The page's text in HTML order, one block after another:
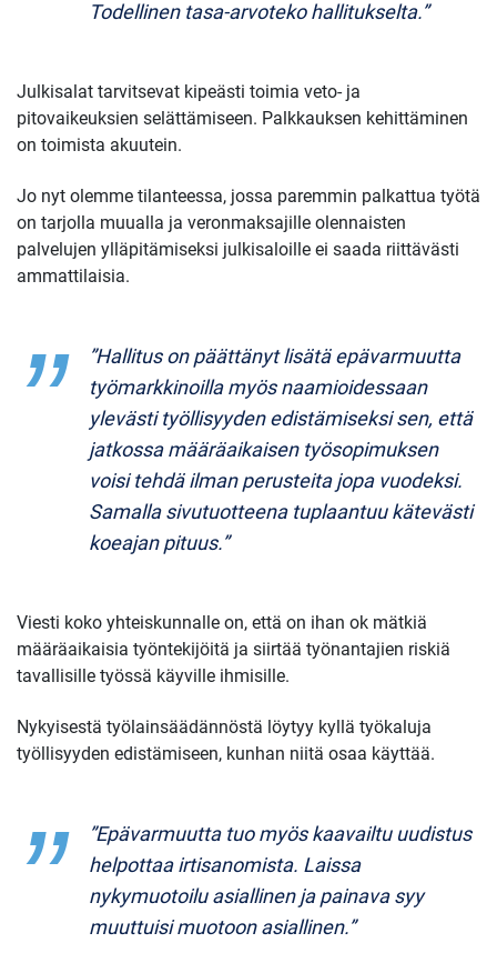
Todellinen tasa-arvoteko hallitukselta.”
Julkisalat tarvitsevat kipeästi toimia veto- ja
pitovaikeuksien selättämiseen. Palkkauksen kehittäminen
on toimista akuutein.
Jo nyt olemme tilanteessa, jossa paremmin palkattua työtä
on tarjolla muualla ja veronmaksajille olennaisten
palvelujen ylläpitämiseksi julkisaloille ei saada riittävästi
ammattilaisia.
”Hallitus on päättänyt lisätä epävarmuutta
työmarkkinoilla myös naamioidessaan
ylevästi työllisyyden edistämiseksi sen, että
jatkossa määräaikaisen työsopimuksen
voisi tehdä ilman perusteita jopa vuodeksi.
Samalla sivutuotteena tuplaantuu kätevästi
koeajan pituus.”
Viesti koko yhteiskunnalle on, että on ihan ok mätkiä
määräaikaisia työntekijöitä ja siirtää työnantajien riskiä
tavallisille työssä käyville ihmisille.
Nykyisestä työlainsäädännöstä löytyy kyllä työkaluja
työllisyyden edistämiseen, kunhan niitä osaa käyttää.
”Epävarmuutta tuo myös kaavailtu uudistus
helpottaa irtisanomista. Laissa
nykymuotoilu asiallinen ja painava syy
muuttuisi muotoon asiallinen.”